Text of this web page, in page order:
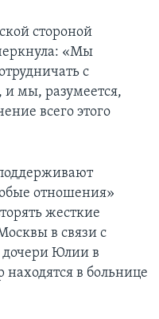
стороной
«Мы
с
мы, разумеется,
всего этого
отношения»
жесткие
в связи с
дочери Юлии в
находятся в больнице